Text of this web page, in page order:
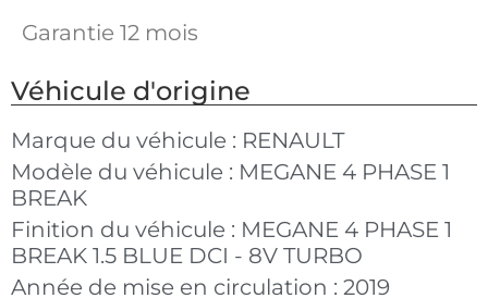
Garantie 12 mois
Véhicule d'origine
Marque du véhicule : RENAULT
Modèle du véhicule : MEGANE 4 PHASE 1
BREAK
Finition du véhicule : MEGANE 4 PHASE 1
BREAK 1.5 BLUE DCI - 8V TURBO
Année de mise en circulation : 2019